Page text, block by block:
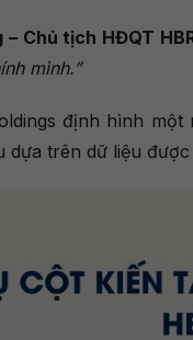
– Chủ tịch HĐQT
mình.”
định hình
dựa trên dữ liệu